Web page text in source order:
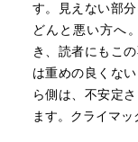
す。見えない部
どんと悪い方へ
き、読者にもこ
は重めの良くな
ら側は、不安定
ます。クライマッ